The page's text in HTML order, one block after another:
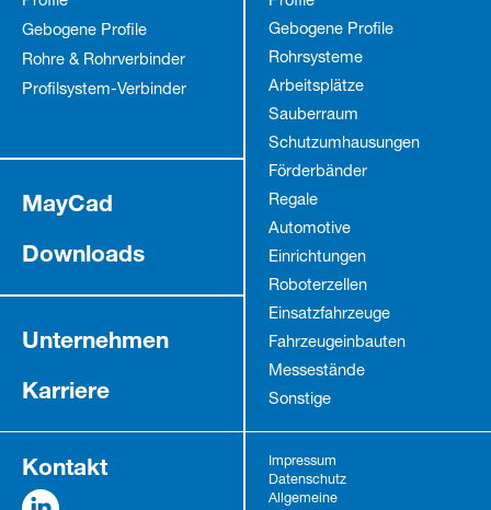
Gebogene Profile
Rohre & Rohrverbinder
Profilsystem-Verbinder
Gebogene Profile
Rohrsysteme
Arbeitsplätze
Sauberraum
Schutz­umhausungen
Förderbänder
Regale
Automotive
Einrichtungen
Roboterzellen
Einsatzfahrzeuge
Fahrzeug­einbauten
Messestände
Sonstige
MayCad
Downloads
Unternehmen
Karriere
Kontakt
Impressum
Datenschutz
Allgemeine